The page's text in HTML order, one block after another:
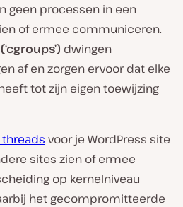
geen processen in een
of ermee communiceren.
dwingen
af en zorgen ervoor dat elke
tot zijn eigen toewijzing
threads voor je WordPress site
sites zien of ermee
op kernelniveau
het gecompromitteerde